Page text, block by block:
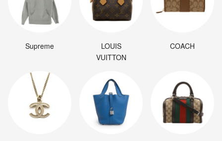
Supreme
LOUIS
VUITTON
COACH